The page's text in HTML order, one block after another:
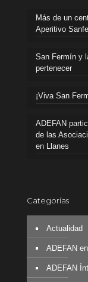
Más de un
Aperitivo
San Fermín y
pertenecer
¡Viva San
ADEFAN
de las
en Llanes
Categorías
Actualidad
ADEFAN
ADEFAN